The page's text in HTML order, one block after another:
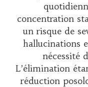
concentration
un risque de
hallucinations
nécessité
L’élimination
réduction